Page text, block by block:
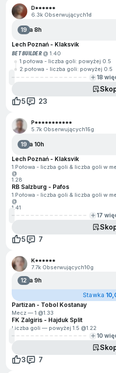
D******
6.3k Obserwujących1d
19Za 8h
Lech Poznań - Klaksvik
BET BUILDER@ 1.40
1.połowa - liczba goli: powyżej 0.5
2.połowa - liczba goli: powyżej 0.5
18
5
23
P***********
5.7k Obserwujących15g
19Za 10h
Lech Poznań - Klaksvik
1.Połowa - liczba goli & liczba goli w
@
1.28
RB Salzburg - Pafos
1.Połowa - liczba goli & liczba goli w
@
1.41
17
5
7
K******
7.7k Obserwujących10g
12Za 9h
Stawka
Partizan - Tobol Kostanay
Mecz — 1 @1.33
FK Zalgiris - Hajduk Split
Liczba goli — powyżej 1.5 @1.22
10
3
7